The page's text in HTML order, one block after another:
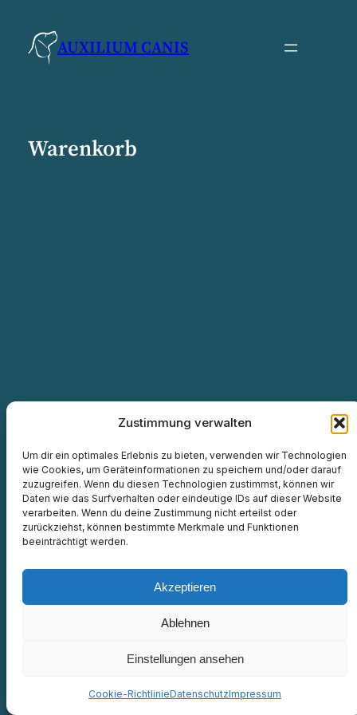
Zustimmung verwalten
Um dir ein optimales Erlebnis zu bieten, verwenden wir Technologien
wie Cookies, um Geräteinformationen zu speichern und/oder darauf
zuzugreifen. Wenn du diesen Technologien zustimmst, können wir
Daten wie das Surfverhalten oder eindeutige IDs auf dieser Website
verarbeiten. Wenn du deine Zustimmung nicht erteilst oder
zurückziehst, können bestimmte Merkmale und Funktionen
beeinträchtigt werden.
Akzeptieren
Ablehnen
Einstellungen ansehen
Cookie-RichtlinieDatenschutzImpressum
springen AUXILIUM CANIS
Warenkorb
Instagram
Facebook